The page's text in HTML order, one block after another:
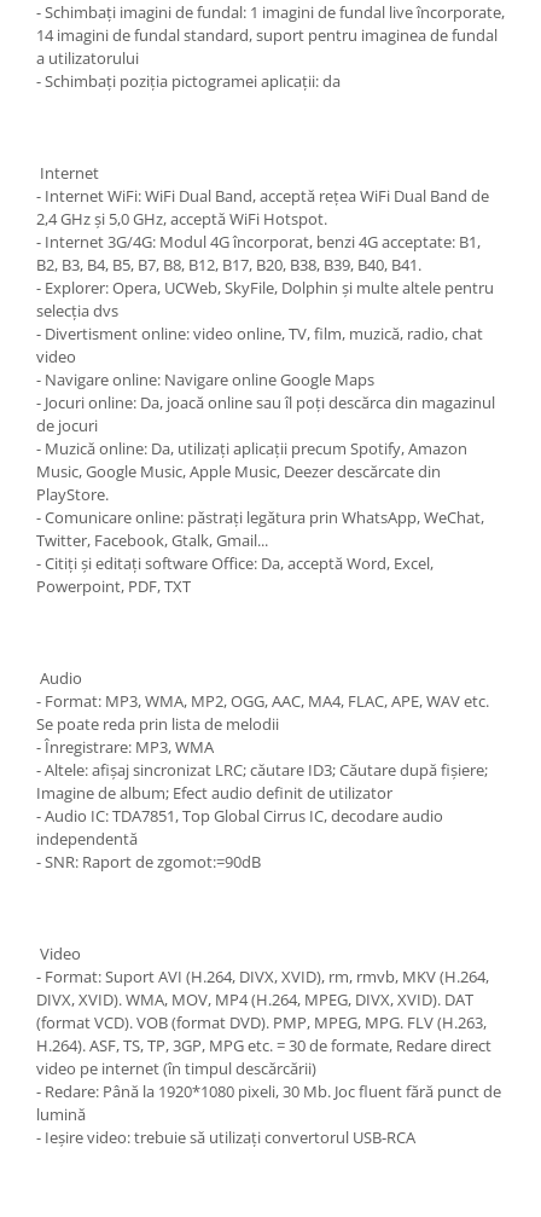
- Schimbați imagini de fundal: 1 imagini de fundal live încorporate,
14 imagini de fundal standard, suport pentru imaginea de fundal
a utilizatorului
- Schimbați poziția pictogramei aplicații: da
Internet
- Internet WiFi: WiFi Dual Band, acceptă rețea WiFi Dual Band de
2,4 GHz și 5,0 GHz, acceptă WiFi Hotspot.
- Internet 3G/4G: Modul 4G încorporat, benzi 4G acceptate: B1,
B2, B3, B4, B5, B7, B8, B12, B17, B20, B38, B39, B40, B41.
- Explorer: Opera, UCWeb, SkyFile, Dolphin și multe altele pentru
selecția dvs
- Divertisment online: video online, TV, film, muzică, radio, chat
video
- Navigare online: Navigare online Google Maps
- Jocuri online: Da, joacă online sau îl poți descărca din magazinul
de jocuri
- Muzică online: Da, utilizați aplicații precum Spotify, Amazon
Music, Google Music, Apple Music, Deezer descărcate din
PlayStore.
- Comunicare online: păstrați legătura prin WhatsApp, WeChat,
Twitter, Facebook, Gtalk, Gmail...
- Citiți și editați software Office: Da, acceptă Word, Excel,
Powerpoint, PDF, TXT
Audio
- Format: MP3, WMA, MP2, OGG, AAC, MA4, FLAC, APE, WAV etc.
Se poate reda prin lista de melodii
- Înregistrare: MP3, WMA
- Altele: afișaj sincronizat LRC; căutare ID3; Căutare după fișiere;
Imagine de album; Efect audio definit de utilizator
- Audio IC: TDA7851, Top Global Cirrus IC, decodare audio
independentă
- SNR: Raport de zgomot:=90dB
Video
- Format: Suport AVI (H.264, DIVX, XVID), rm, rmvb, MKV (H.264,
DIVX, XVID). WMA, MOV, MP4 (H.264, MPEG, DIVX, XVID). DAT
(format VCD). VOB (format DVD). PMP, MPEG, MPG. FLV (H.263,
H.264). ASF, TS, TP, 3GP, MPG etc. = 30 de formate, Redare direct
video pe internet (în timpul descărcării)
- Redare: Până la 1920*1080 pixeli, 30 Mb. Joc fluent fără punct de
lumină
- Ieșire video: trebuie să utilizați convertorul USB-RCA